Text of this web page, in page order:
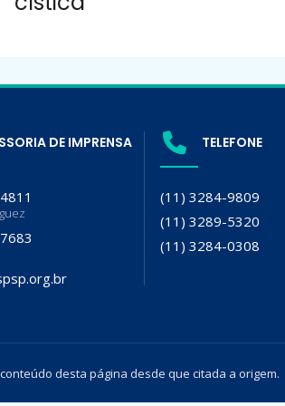
DE IMPRENSA TELEFONE
(11) 3284-9809
(11) 3289-5320
(11) 3284-0308
desta página desde que citada a origem.